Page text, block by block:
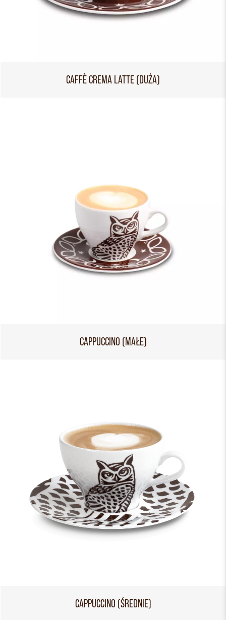
CAFFÈ CREMA LATTE (DUŻA)
CAPPUCCINO (MAŁE)
CAPPUCCINO (ŚREDNIE)